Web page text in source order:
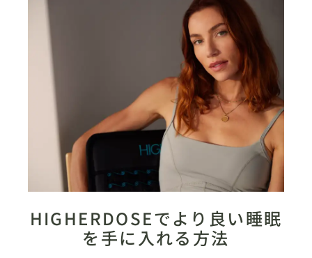
HIGHERDOSEでより良い睡眠
を手に入れる方法